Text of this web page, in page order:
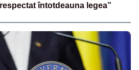
întotdeauna legea”